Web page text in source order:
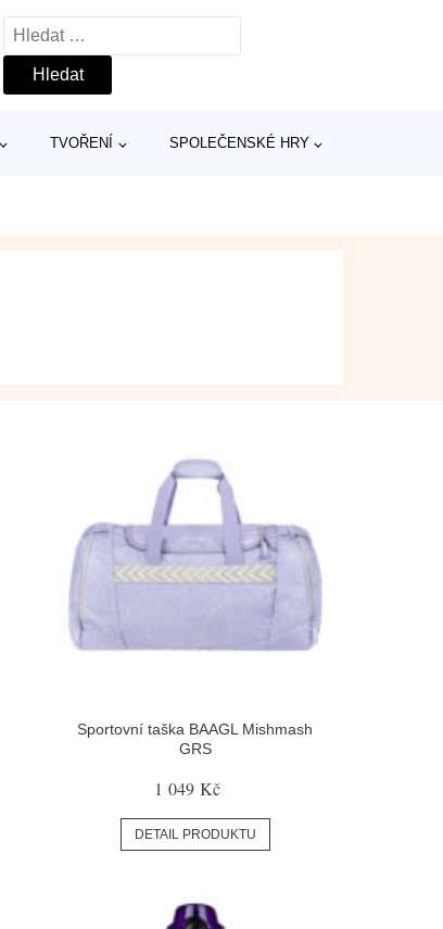
Vyhledávání
TVOŘENÍ SPOLEČENSKÉ HRY
Sportovní taška BAAGL Mishmash
GRS
1 049 Kč
DETAIL PRODUKTU